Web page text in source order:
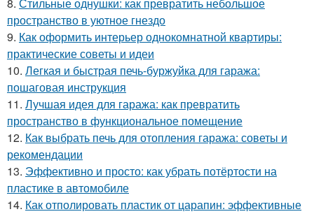
пространство в уютное гнездо
9. Как оформить интерьер однокомнатной квартиры:
практические советы и идеи
10. Легкая и быстрая печь-буржуйка для гаража:
пошаговая инструкция
11. Лучшая идея для гаража: как превратить
пространство в функциональное помещение
12. Как выбрать печь для отопления гаража: советы и
рекомендации
13. Эффективно и просто: как убрать потёртости на
пластике в автомобиле
14. Как отполировать пластик от царапин: эффективные